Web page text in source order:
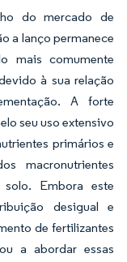
do mercado de
a lanço permanece
mais comumente
à sua relação
A forte
seu uso extensivo
primários e
macronutrientes
Embora este
desigual e
de fertilizantes
a abordar essas